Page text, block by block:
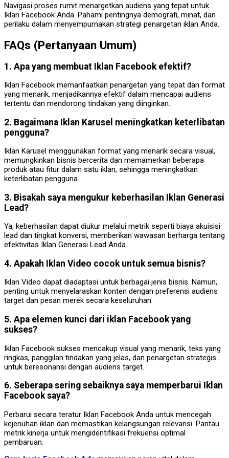
Navigasi proses rumit menargetkan audiens yang tepat untuk
Iklan Facebook Anda. Pahami pentingnya demografi, minat, dan
perilaku dalam menyempurnakan strategi penargetan iklan Anda.
FAQs (Pertanyaan Umum)
1. Apa yang membuat Iklan Facebook efektif?
Iklan Facebook memanfaatkan penargetan yang tepat dan format
yang menarik, menjadikannya efektif dalam mencapai audiens
tertentu dan mendorong tindakan yang diinginkan.
2. Bagaimana Iklan Karusel meningkatkan keterlibatan
pengguna?
Iklan Karusel menggunakan format yang menarik secara visual,
memungkinkan bisnis bercerita dan memamerkan beberapa
produk atau fitur dalam satu iklan, sehingga meningkatkan
keterlibatan pengguna.
3. Bisakah saya mengukur keberhasilan Iklan Generasi
Lead?
Ya, keberhasilan dapat diukur melalui metrik seperti biaya akuisisi
lead dan tingkat konversi, memberikan wawasan berharga tentang
efektivitas Iklan Generasi Lead Anda.
4. Apakah Iklan Video cocok untuk semua bisnis?
Iklan Video dapat diadaptasi untuk berbagai jenis bisnis. Namun,
penting untuk menyelaraskan konten dengan preferensi audiens
target dan pesan merek secara keseluruhan.
5. Apa elemen kunci dari iklan Facebook yang
sukses?
Iklan Facebook sukses mencakup visual yang menarik, teks yang
ringkas, panggilan tindakan yang jelas, dan penargetan strategis
untuk beresonansi dengan audiens target.
6. Seberapa sering sebaiknya saya memperbarui Iklan
Facebook saya?
Perbarui secara teratur Iklan Facebook Anda untuk mencegah
kejenuhan iklan dan memastikan kelangsungan relevansi. Pantau
metrik kinerja untuk mengidentifikasi frekuensi optimal
pembaruan.